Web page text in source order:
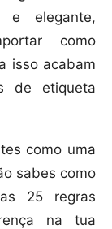
e elegante,
como
isso acabam
de etiqueta
como uma
sabes como
25 regras
na tua